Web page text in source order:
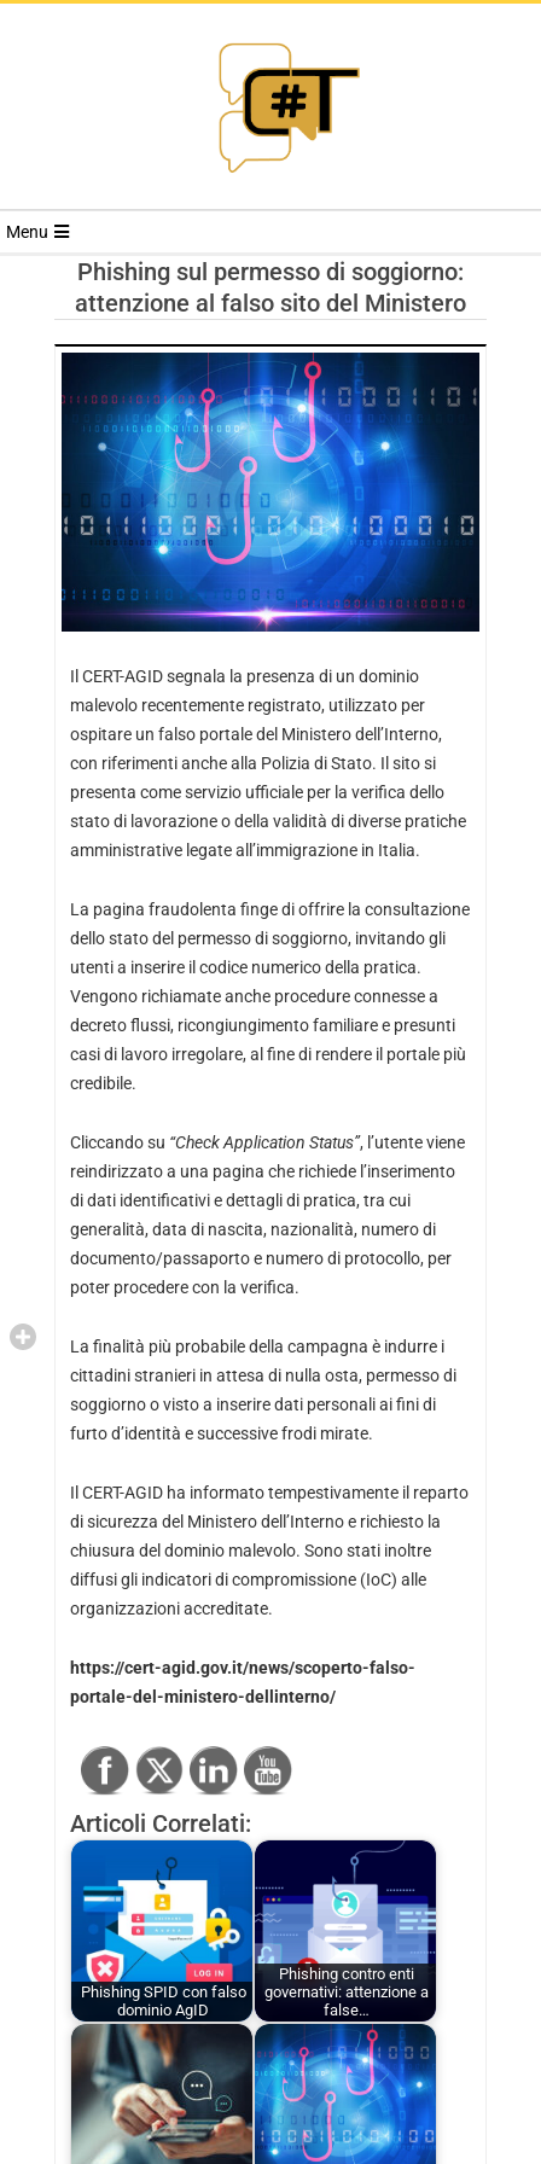
RIVISTA
TRENDS
Menu
Phishing sul permesso di soggiorno:
attenzione al falso sito del Ministero
Il CERT-AGID segnala la presenza di un dominio
malevolo recentemente registrato, utilizzato per
ospitare un falso portale del Ministero dell’Interno,
con riferimenti anche alla Polizia di Stato. Il sito si
presenta come servizio ufficiale per la verifica dello
stato di lavorazione o della validità di diverse pratiche
amministrative legate all’immigrazione in Italia.
La pagina fraudolenta finge di offrire la consultazione
dello stato del permesso di soggiorno, invitando gli
utenti a inserire il codice numerico della pratica.
Vengono richiamate anche procedure connesse a
decreto flussi, ricongiungimento familiare e presunti
casi di lavoro irregolare, al fine di rendere il portale più
credibile.
Cliccando su “Check Application Status”, l’utente viene
reindirizzato a una pagina che richiede l’inserimento
di dati identificativi e dettagli di pratica, tra cui
generalità, data di nascita, nazionalità, numero di
documento/passaporto e numero di protocollo, per
poter procedere con la verifica.
La finalità più probabile della campagna è indurre i
cittadini stranieri in attesa di nulla osta, permesso di
soggiorno o visto a inserire dati personali ai fini di
furto d’identità e successive frodi mirate.
Il CERT-AGID ha informato tempestivamente il reparto
di sicurezza del Ministero dell’Interno e richiesto la
chiusura del dominio malevolo. Sono stati inoltre
diffusi gli indicatori di compromissione (IoC) alle
organizzazioni accreditate.
https://cert-agid.gov.it/news/scoperto-falso-
portale-del-ministero-dellinterno/
Articoli Correlati:
Phishing SPID con falso
dominio AgID
Phishing contro enti
governativi: attenzione a
false…